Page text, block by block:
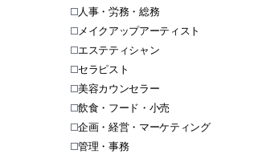
人事・労務・総務
メイクアップアーティスト
エステティシャン
セラピスト
美容カウンセラー
飲食・フード・小売
企画・経営・マーケティング
管理・事務